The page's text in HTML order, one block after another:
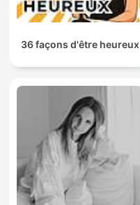
36 façons d'être heureux